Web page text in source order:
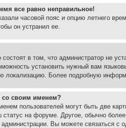
все равно неправильное!
часовой пояс и опцию летнего
он устранил ее.
состоят в том, что администратор не
установить нужный вам
локализацию. Более подробную
со своим именем?
пользователей могут быть две
на форуме. Другое, обычно
Вы можете связаться с